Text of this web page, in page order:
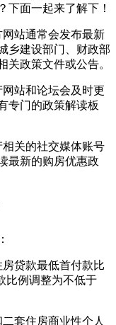
下面一起来了解下！
站通常会发布最新
乡建设部门、财政部
关政策文件或公告‌。
站和论坛会及时更
专门的政策解读板
关的社交媒体账号
最新的购房优惠政
贷款最低首付款比
比例调整为不低于
套住房商业性个人